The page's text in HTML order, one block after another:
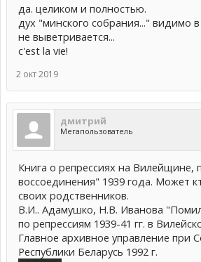
да. целиком и полностью.
дух "минского собрания..." видимо
не выветривается...
c'est la vie!
2 окт 2019
дмитрий
Мегапользователь
Книга о репрессиях на Вилейщине,
воссоединения" 1939 года. Может
своих родственников.
В.И.. Адамушко, Н.В. Иванова
по репрессиям 1939-41 гг. в
Главное архивное управление при
Республики Беларусь 1992 г.